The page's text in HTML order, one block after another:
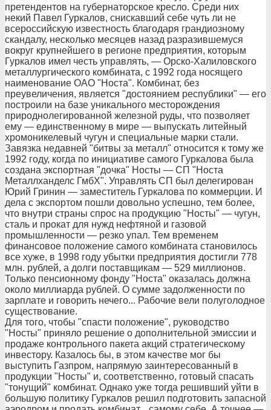
претендентов на губернаторское кресло. Среди них
некий Павел Гуркалов, снискавший себе чуть ли не
всероссийскую известность благодаря грандиозному
скандалу, несколько месяцев назад разразившемуся
вокруг крупнейшего в регионе предприятия, которым
Гуркалов имел честь управлять, — Орско-Халиловского
металлургического комбината, с 1992 года носящего
наименование ОАО "Носта". Комбинат, без
преувеличения, является "достоянием республики" — его
построили на базе уникального месторождения
природнолегированной железной руды, что позволяет
ему — единственному в мире — выпускать литейный
хромоникелевый чугун и специальные марки стали.
Завязка недавней "битвы за металл" относится к тому же
1992 году, когда по инициативе самого Гуркалова была
создана экспортная "дочка" Носты — СП "Носта
Металлханделс ГмбХ". Управлять СП был делегирован
Юрий Гринин — заместитель Гуркалова по коммерции. И
дела с экспортом пошли довольно успешно, тем более,
что внутри страны спрос на продукцию "Носты" — чугун,
сталь и прокат для нужд нефтяной и газовой
промышленности — резко упал. Тем временем
финансовое положение самого комбината становилось
все хуже, в 1998 году убытки предприятия достигли 778
млн. рублей, а долги поставщикам — 529 миллионов.
Только пенсионному фонду "Носта" оказалась должна
около миллиарда рублей. О сумме задолженности по
зарплате и говорить нечего... Рабочие вели полуголодное
существование.
Для того, чтобы "спасти положение", руководство
"Носты" приняло решение о дополнительной эмиссии и
продаже контрольного пакета акций стратегическому
инвестору. Казалось бы, в этом качестве мог бы
выступить Газпром, напрямую заинтересованный в
продукции "Носты" и, соответственно, готовый спасать
"тонущий" комбинат. Однако уже тогда решивший уйти в
большую политику Гуркалов решил подготовить запасной